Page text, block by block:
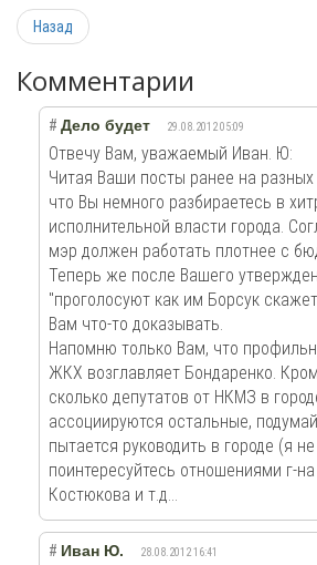
Назад
Комментарии
# Дело будет 29.08.2012 05:09
Отвечу Вам, уважаемый Иван. Ю:
Читая Ваши посты ранее на разных
что Вы немного разбираетесь в
исполнительной власти города.
мэр должен работать плотнее с
Теперь же после Вашего
"проголосуют как им Борсук
Вам что-то доказывать.
Напомню только Вам, что
ЖКХ возглавляет Бондаренко.
сколько депутатов от НКМЗ в
ассоциируются остальные,
пытается руководить в городе (я
поинтересуйтесь отношениями г-
Костюкова и т.д...
# Иван Ю. 28.08.2012 16:41